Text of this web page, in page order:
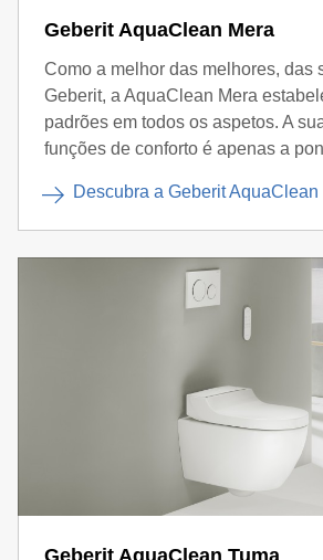
Geberit AquaClean Mera
Como a melhor das melhores, das
Geberit, a AquaClean Mera
padrões em todos os aspetos. A
funções de conforto é apenas a
Descubra a Geberit AquaClean
Geberit AquaClean Tuma